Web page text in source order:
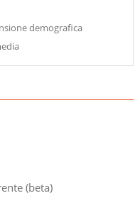
demografica
(beta)